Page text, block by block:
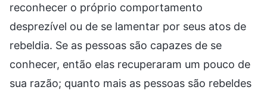
reconhecer o próprio comportamento
desprezível ou de se lamentar por seus atos de
rebeldia. Se as pessoas são capazes de se
conhecer, então elas recuperaram um pouco de
sua razão; quanto mais as pessoas são rebeldes